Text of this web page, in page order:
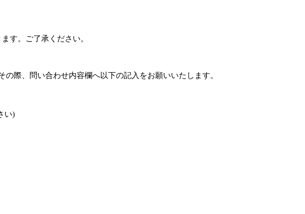
す。ご了承ください。
際、問い合わせ内容欄へ以下の記入をお願いいたします。
い)